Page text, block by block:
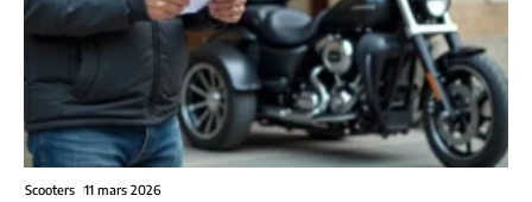
Scooters 11 mars 2026